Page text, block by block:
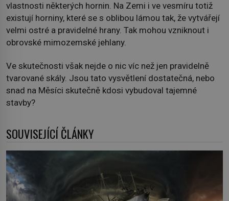
vlastnosti některých hornin. Na Zemi i ve vesmíru totiž
existují horniny, které se s oblibou lámou tak, že vytvářejí
velmi ostré a pravidelné hrany. Tak mohou vzniknout i
obrovské mimozemské jehlany.
Ve skutečnosti však nejde o nic víc než jen pravidelně
tvarované skály. Jsou tato vysvětlení dostatečná, nebo
snad na Měsíci skutečně kdosi vybudoval tajemné
stavby?
SOUVISEJÍCÍ ČLÁNKY